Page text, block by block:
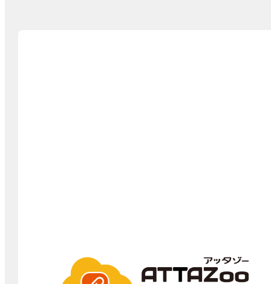
業務システム「kintone」とファイル保存サービス